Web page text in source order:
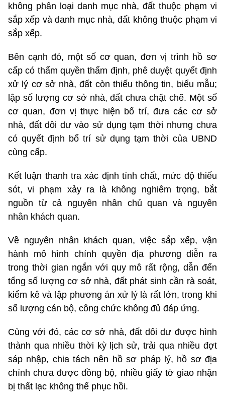
không phân loại danh mục nhà, đất thuộc phạm vi
sắp xếp và danh mục nhà, đất không thuộc phạm vi
sắp xếp.
Bên cạnh đó, một số cơ quan, đơn vị trình hồ sơ
cấp có thẩm quyền thẩm định, phê duyệt quyết định
xử lý cơ sở nhà, đất còn thiếu thông tin, biểu mẫu;
lập số lượng cơ sở nhà, đất chưa chặt chẽ. Một số
cơ quan, đơn vị thực hiện bố trí, đưa các cơ sở
nhà, đất dôi dư vào sử dụng tạm thời nhưng chưa
có quyết định bố trí sử dụng tạm thời của UBND
cùng cấp.
Kết luận thanh tra xác định tính chất, mức độ thiếu
sót, vi phạm xảy ra là không nghiêm trọng, bắt
nguồn từ cả nguyên nhân chủ quan và nguyên
nhân khách quan.
Về nguyên nhân khách quan, việc sắp xếp, vận
hành mô hình chính quyền địa phương diễn ra
trong thời gian ngắn với quy mô rất rộng, dẫn đến
tổng số lượng cơ sở nhà, đất phát sinh cần rà soát,
kiểm kê và lập phương án xử lý là rất lớn, trong khi
số lượng cán bộ, công chức không đủ đáp ứng.
Cùng với đó, các cơ sở nhà, đất dôi dư được hình
thành qua nhiều thời kỳ lịch sử, trải qua nhiều đợt
sáp nhập, chia tách nên hồ sơ pháp lý, hồ sơ địa
chính chưa được đồng bộ, nhiều giấy tờ giao nhận
bị thất lạc không thể phục hồi.